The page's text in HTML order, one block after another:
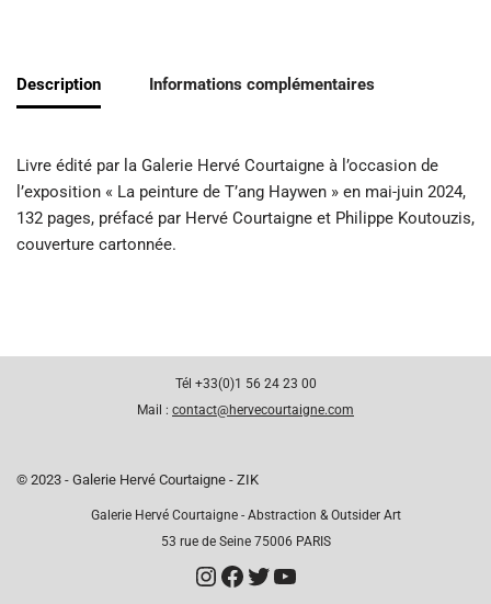
Description Informations complémentaires
Livre édité par la Galerie Hervé Courtaigne à l’occasion de
l’exposition « La peinture de T’ang Haywen » en mai-juin 2024,
132 pages, préfacé par Hervé Courtaigne et Philippe Koutouzis,
couverture cartonnée.
Tél +33(0)1 56 24 23 00
Mail : contact@hervecourtaigne.com
© 2023 - Galerie Hervé Courtaigne - ZIK
Galerie Hervé Courtaigne - Abstraction & Outsider Art
53 rue de Seine 75006 PARIS